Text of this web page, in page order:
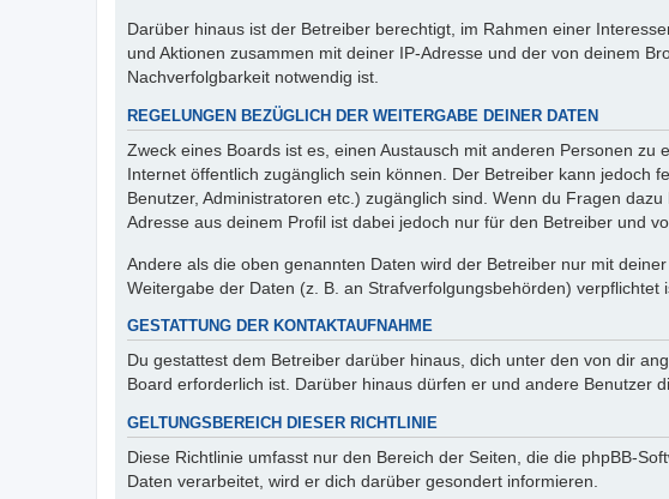
Darüber hinaus ist der Betreiber berechtigt, im Rahmen einer
und Aktionen zusammen mit deiner IP-Adresse und der von deinem
Nachverfolgbarkeit notwendig ist.
REGELUNGEN BEZÜGLICH DER WEITERGABE DEINER DATEN
Zweck eines Boards ist es, einen Austausch mit anderen Personen
Internet öffentlich zugänglich sein können. Der Betreiber kann jedoch
Benutzer, Administratoren etc.) zugänglich sind. Wenn du Fragen
Adresse aus deinem Profil ist dabei jedoch nur für den Betreiber und
Andere als die oben genannten Daten wird der Betreiber nur mit
Weitergabe der Daten (z. B. an Strafverfolgungsbehörden)
GESTATTUNG DER KONTAKTAUFNAHME
Du gestattest dem Betreiber darüber hinaus, dich unter den von dir
Board erforderlich ist. Darüber hinaus dürfen er und andere Benutzer
GELTUNGSBEREICH DIESER RICHTLINIE
Diese Richtlinie umfasst nur den Bereich der Seiten, die die phpBB-
Daten verarbeitet, wird er dich darüber gesondert informieren.